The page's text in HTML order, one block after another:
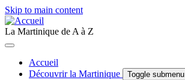
Skip to main content
La Martinique de A à Z
Accueil
Découvrir la Martinique
Toggle submenu